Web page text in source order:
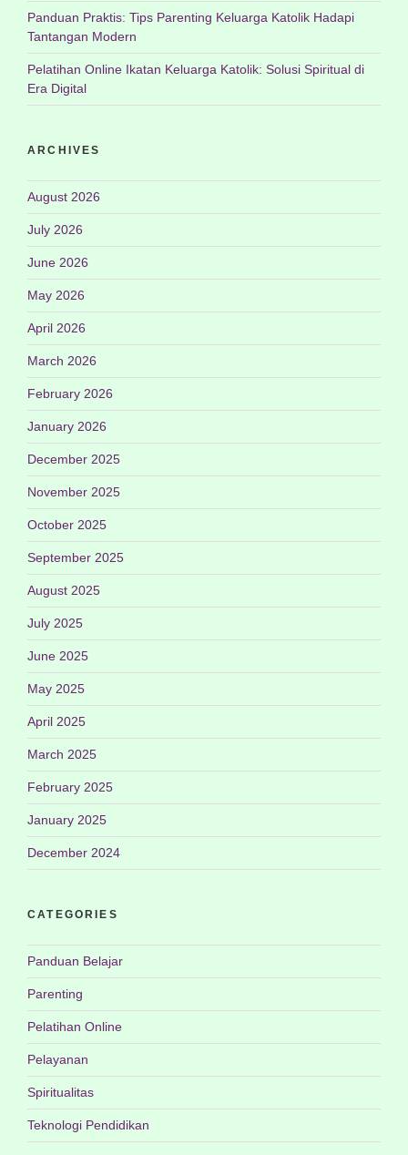
Panduan Praktis: Tips Parenting Keluarga Katolik Hadapi
Tantangan Modern
Pelatihan Online Ikatan Keluarga Katolik: Solusi Spiritual di
Era Digital
ARCHIVES
August 2026
July 2026
June 2026
May 2026
April 2026
March 2026
February 2026
January 2026
December 2025
November 2025
October 2025
September 2025
August 2025
July 2025
June 2025
May 2025
April 2025
March 2025
February 2025
January 2025
December 2024
CATEGORIES
Panduan Belajar
Parenting
Pelatihan Online
Pelayanan
Spiritualitas
Teknologi Pendidikan